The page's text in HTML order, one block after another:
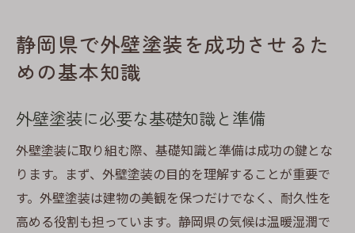
静岡県での塗装施工後のメンテナンス方法
外壁塗装でよくある失敗例とその回避法
塗装の耐久性を高めるための工夫
施工不良を見抜くチェックポイント
無駄なコストを削減するための方法
施工後のトラブルを避けるための準備
静岡県で外壁塗装を成功させるた
めの基本知識
外壁塗装に必要な基礎知識と準備
外壁塗装に取り組む際、基礎知識と準備は成功の鍵とな
ります。まず、外壁塗装の目的を理解することが重要で
す。外壁塗装は建物の美観を保つだけでなく、耐久性を
高める役割も担っています。静岡県の気候は温暖湿潤で